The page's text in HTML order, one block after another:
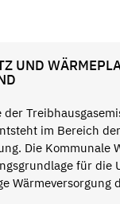
UND
der
im Bereich der
Die Kommunale
für die
Wärmeversorgung